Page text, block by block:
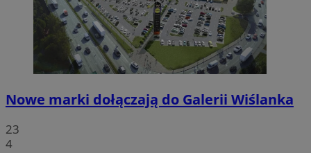
Nowe marki dołączają do Galerii Wiślanka
23
4